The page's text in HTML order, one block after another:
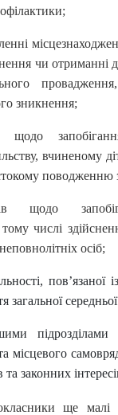
чи отриманні
зникнення;
щодо
вчиненому
поводженню
щодо
числі
осіб;
пов’язаної
загальної
місцевого
законних
ще малі